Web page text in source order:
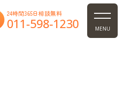
24時間365日相談無料
011-598-1230 MENU